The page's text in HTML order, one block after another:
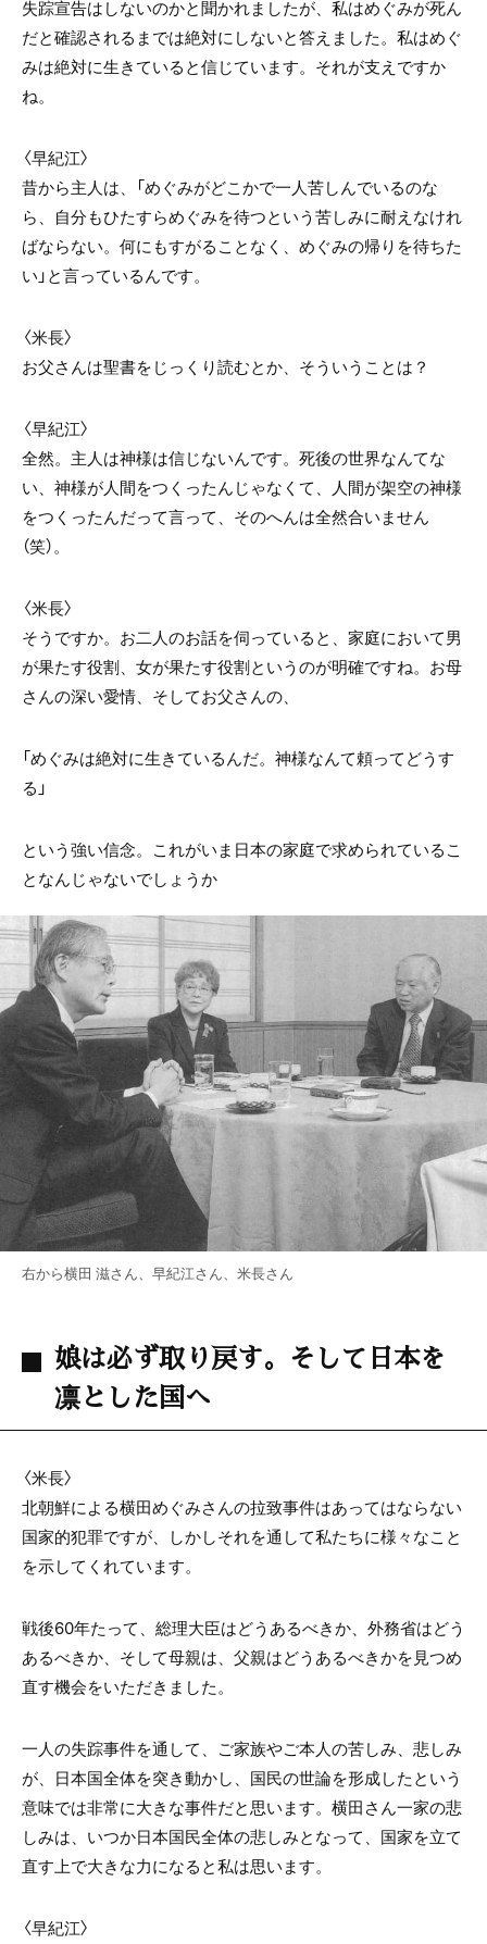
失踪宣告はしないのかと聞かれましたが、私はめぐみが死ん
だと確認されるまでは絶対にしないと答えました。私はめぐ
みは絶対に生きていると信じています。それが支えですか
ね。
〈早紀江〉
昔から主人は、「めぐみがどこかで一人苦しんでいるのな
ら、自分もひたすらめぐみを待つという苦しみに耐えなけれ
ばならない。何にもすがることなく、めぐみの帰りを待ちた
い」と言っているんです。
〈米長〉
お父さんは聖書をじっくり読むとか、そういうことは？
〈早紀江〉
全然。主人は神様は信じないんです。死後の世界なんてな
い、神様が人間をつくったんじゃなくて、人間が架空の神様
をつくったんだって言って、そのへんは全然合いません
（笑）。
〈米長〉
そうですか。お二人のお話を伺っていると、家庭において男
が果たす役割、女が果たす役割というのが明確ですね。お母
さんの深い愛情、そしてお父さんの、
「めぐみは絶対に生きているんだ。神様なんて頼ってどうす
る」
という強い信念。これがいま日本の家庭で求められているこ
となんじゃないでしょうか
右から横田 滋さん、早紀江さん、米長さん
娘は必ず取り戻す。そして日本を
凛とした国へ
〈米長〉
北朝鮮による横田めぐみさんの拉致事件はあってはならない
国家的犯罪ですが、しかしそれを通して私たちに様々なこと
を示してくれています。
戦後60年たって、総理大臣はどうあるべきか、外務省はどう
あるべきか、そして母親は、父親はどうあるべきかを見つめ
直す機会をいただきました。
一人の失踪事件を通して、ご家族やご本人の苦しみ、悲しみ
が、日本国全体を突き動かし、国民の世論を形成したという
意味では非常に大きな事件だと思います。横田さん一家の悲
しみは、いつか日本国民全体の悲しみとなって、国家を立て
直す上で大きな力になると私は思います。
〈早紀江〉